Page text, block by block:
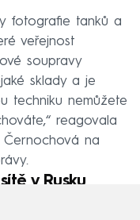
fotografie tanků a
veřejnost
soupravy
sklady a je
techniku nemůžete
reagovala
Černochová na
v Rusku